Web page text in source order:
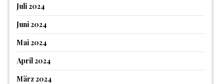
Juli 2024
Juni 2024
Mai 2024
April 2024
März 2024